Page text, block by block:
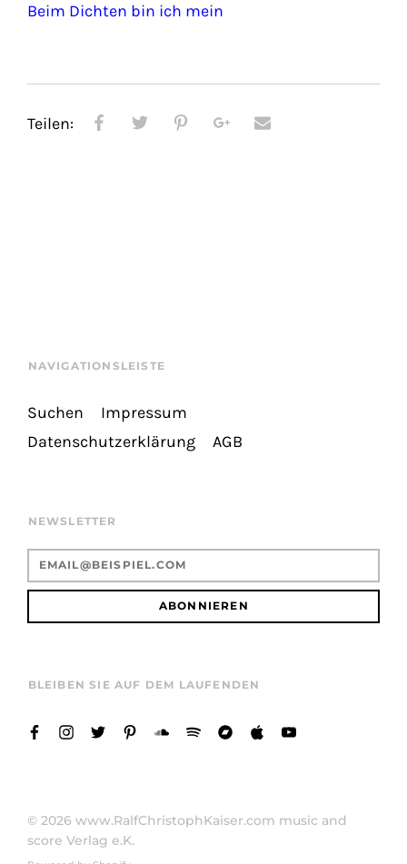
Beim Dichten bin ich mein
Teilen:
NAVIGATIONSLEISTE
Suchen
Impressum
Datenschutzerklärung
AGB
NEWSLETTER
ABONNIEREN
BLEIBEN SIE AUF DEM LAUFENDEN
© 2026 www.RalfChristophKaiser.com music and
score Verlag e.K.